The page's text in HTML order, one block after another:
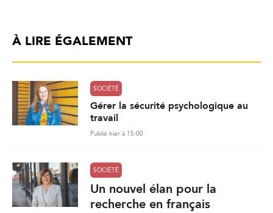
À LIRE ÉGALEMENT
SOCIÉTÉ
Gérer la sécurité psychologique au
travail
Publié hier à 15:00
SOCIÉTÉ
Un nouvel élan pour la
recherche en français